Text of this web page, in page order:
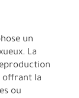
un
La
offrant la
ou